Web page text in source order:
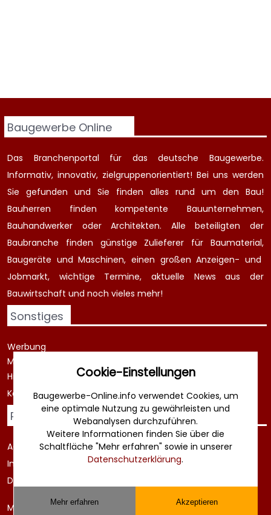
Baugewerbe Online
Das Branchenportal für das deutsche Baugewerbe.
Informativ, innovativ, zielgruppenorientiert! Bei uns werden
Sie gefunden und Sie finden alles rund um den Bau!
Bauherren finden kompetente Bauunternehmen,
Bauhandwerker oder Architekten. Alle beteiligten der
Baubranche finden günstige Zulieferer für Baumaterial,
Baugeräte und Maschinen, einen großenAnzeigen- und
Jobmarkt, wichtige Termine, aktuelle News aus der
Bauwirtschaft und noch vieles mehr!
Sonstiges
Werbung
Musterverträge und Vorlagen
Hilfe
Kontakt
Rechtliches
AGB
Impressum
Datenschutz
Melden sie sich zum Newsletter an...
Cookie-Einstellungen
Baugewerbe-Online.info verwendet Cookies, um
eine optimale Nutzung zu gewährleisten und
Webanalysen durchzuführen.
Weitere Informationen finden Sie über die
Schaltfläche "Mehr erfahren" sowie in unserer
Datenschutzerklärung.
Mehr erfahren Akzeptieren